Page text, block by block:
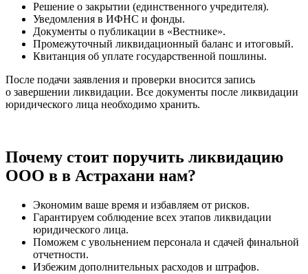
Решение о закрытии (единственного учредителя).
Уведомления в ИФНС и фонды.
Документы о публикации в «Вестнике».
Промежуточный ликвидационный баланс и итоговый.
Квитанция об уплате государственной пошлины.
После подачи заявления и проверки вносится запись
о завершении ликвидации. Все документы после ликвидации
юридического лица необходимо хранить.
Почему стоит поручить ликвидацию
ООО в в Астрахани нам?
Экономим ваше время и избавляем от рисков.
Гарантируем соблюдение всех этапов ликвидации
юридического лица.
Поможем с увольнением персонала и сдачей финальной
отчетности.
Избежим дополнительных расходов и штрафов.